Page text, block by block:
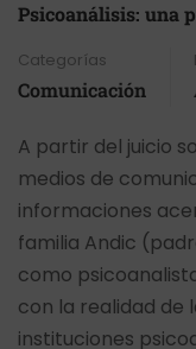
Psicoanálisis: una
Categorías
Comunicación
A partir del juicio
medios de
informaciones
familia Andic
como
con la realidad de
instituciones